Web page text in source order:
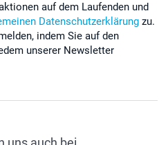
auf dem Laufenden und
Datenschutzerklärung zu.
indem Sie auf den
unserer Newsletter